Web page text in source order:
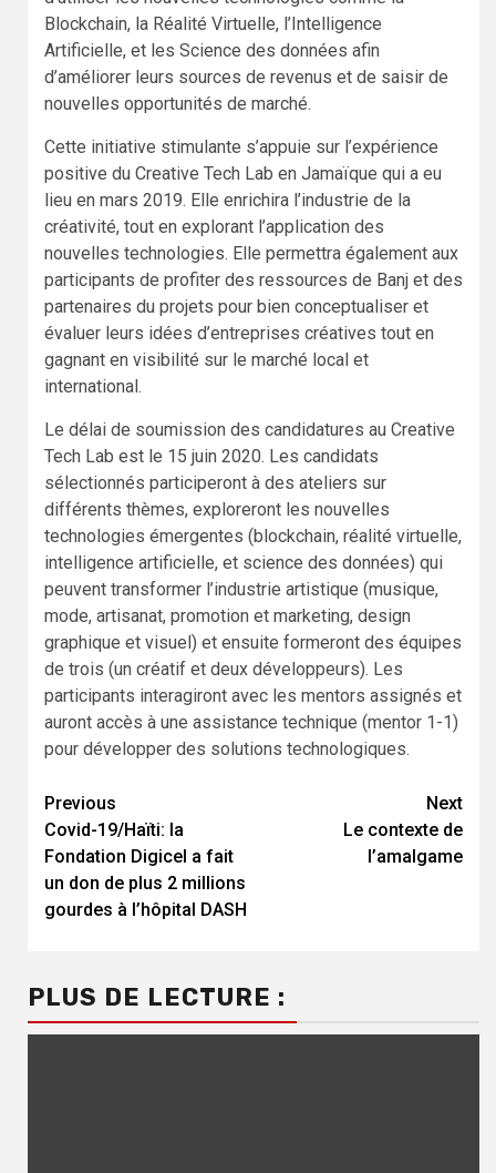
Blockchain, la Réalité Virtuelle, l’Intelligence
Artificielle, et les Science des données afin
d’améliorer leurs sources de revenus et de saisir de
nouvelles opportunités de marché.
Cette initiative stimulante s’appuie sur l’expérience
positive du Creative Tech Lab en Jamaïque qui a eu
lieu en mars 2019. Elle enrichira l’industrie de la
créativité, tout en explorant l’application des
nouvelles technologies. Elle permettra également aux
participants de profiter des ressources de Banj et des
partenaires du projets pour bien conceptualiser et
évaluer leurs idées d’entreprises créatives tout en
gagnant en visibilité sur le marché local et
international.
Le délai de soumission des candidatures au Creative
Tech Lab est le 15 juin 2020. Les candidats
sélectionnés participeront à des ateliers sur
différents thèmes, exploreront les nouvelles
technologies émergentes (blockchain, réalité virtuelle,
intelligence artificielle, et science des données) qui
peuvent transformer l’industrie artistique (musique,
mode, artisanat, promotion et marketing, design
graphique et visuel) et ensuite formeront des équipes
de trois (un créatif et deux développeurs). Les
participants interagiront avec les mentors assignés et
auront accès à une assistance technique (mentor 1-1)
pour développer des solutions technologiques.
Continue
Reading
Previous
Covid-19/Haïti: la
Fondation Digicel a fait
un don de plus 2 millions
gourdes à l’hôpital DASH
Next
Le contexte de
l’amalgame
PLUS DE LECTURE :